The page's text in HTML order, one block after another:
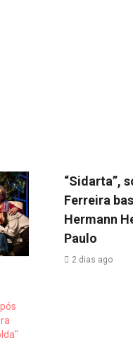
“Sidarta”,
Ferreira
Hermann
Paulo
2 dias ago